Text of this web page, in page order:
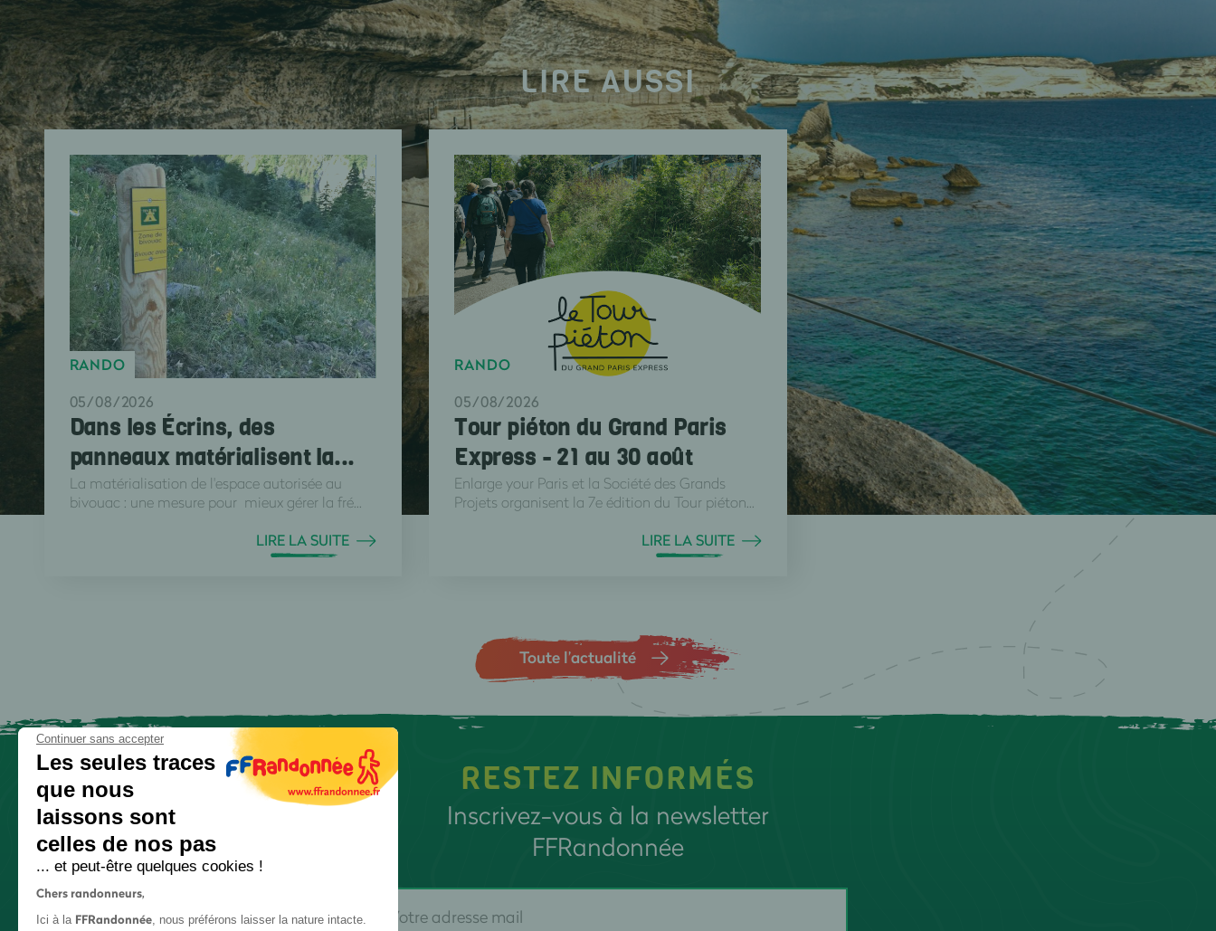
LIRE AUSSI
RANDO
05/08/2026
Dans les Écrins, des
panneaux matérialisent la...
La matérialisation de l'espace autorisée au
bivouac : une mesure pour mieux gérer la fré...
LIRE LA SUITE
RANDO
05/08/2026
Tour piéton du Grand Paris
Express - 21 au 30 août
Enlarge your Paris et la Société des Grands
Projets organisent la 7e édition du Tour piéton...
LIRE LA SUITE
Toute l’actualité
RESTEZ INFORMÉS
Inscrivez-vous à la newsletter
FFRandonnée
Continuer sans accepter
Les seules traces
que nous
laissons sont
celles de nos pas
... et peut-être quelques cookies !
Chers randonneurs,
Ici à la FFRandonnée, nous préférons laisser la nature intacte.